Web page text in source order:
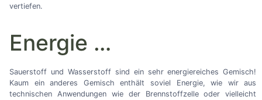
vertiefen.
Energie …
Sauerstoff und Wasserstoff sind ein sehr energiereiches Gemisch!
Kaum ein anderes Gemisch enthält soviel Energie, wie wir aus
technischen Anwendungen wie der Brennstoffzelle oder vielleicht